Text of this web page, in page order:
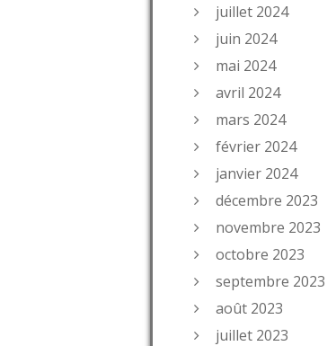
juillet 2024
juin 2024
mai 2024
avril 2024
mars 2024
février 2024
janvier 2024
décembre 2023
novembre 2023
octobre 2023
septembre 2023
août 2023
juillet 2023